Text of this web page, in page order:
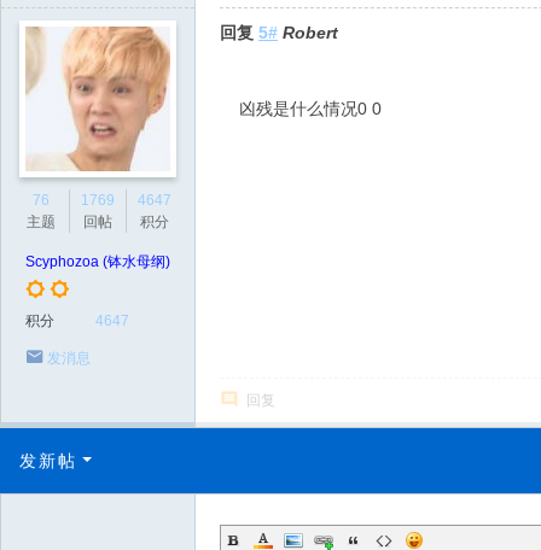
76
主题
1769
回帖
4647
积分
Scyphozoa (钵水母纲)
积分 4647
发消息
回复 5# Robert
凶残是什么情况0 0
回复
发新帖